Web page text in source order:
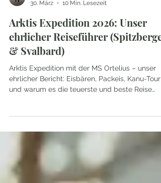
Anna & Tom
30. März
10 Min. Lesezeit
Arktis Expedition 2026: Unser
ehrlicher Reiseführer
& Svalbard)
ehrlicher Bericht: Eisbären, Packeis, Kanu-Tour
unseres Lebens war.